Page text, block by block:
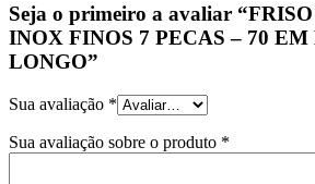
Seja o primeiro a avaliar
INOX FINOS 7 PECAS – 70
LONGO”
Sua avaliação *
Sua avaliação sobre o produto *